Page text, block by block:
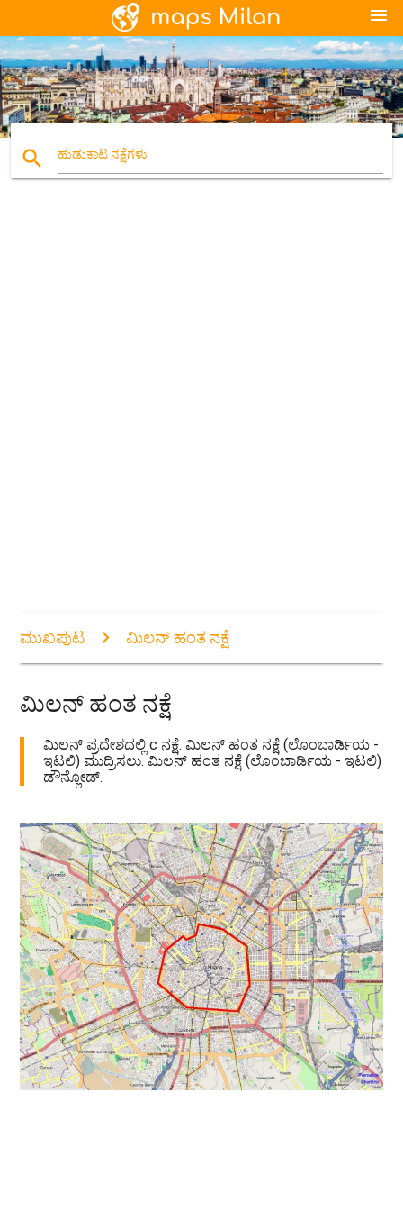
menu
search ಹುಡುಕಾಟ ನಕ್ಷೆಗಳು
ಮುಖಪುಟ ಮಿಲನ್ ಹಂತ ನಕ್ಷೆ
ಮಿಲನ್ ಹಂತ ನಕ್ಷೆ
ಮಿಲನ್ ಪ್ರದೇಶದಲ್ಲಿ c ನಕ್ಷೆ. ಮಿಲನ್ ಹಂತ ನಕ್ಷೆ (ಲೊಂಬಾರ್ಡಿಯ -
ಇಟಲಿ) ಮುದ್ರಿಸಲು. ಮಿಲನ್ ಹಂತ ನಕ್ಷೆ (ಲೊಂಬಾರ್ಡಿಯ - ಇಟಲಿ)
ಡೌನ್ಲೋಡ್.